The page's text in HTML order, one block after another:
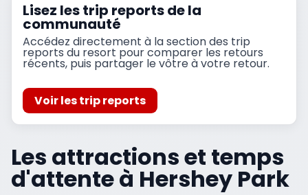
Lisez les trip reports de la
communauté
Accédez directement à la section des trip
reports du resort pour comparer les retours
récents, puis partager le vôtre à votre retour.
Voir les trip reports
Les attractions et temps
d'attente à Hershey Park